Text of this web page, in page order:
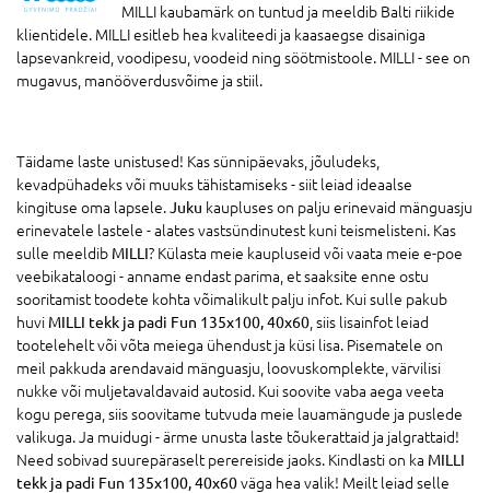
MILLI kaubamärk on tuntud ja meeldib Balti riikide
klientidele. MILLI esitleb hea kvaliteedi ja kaasaegse disainiga
lapsevankreid, voodipesu, voodeid ning söötmistoole. MILLI - see on
mugavus, manööverdusvõime ja stiil.
Täidame laste unistused! Kas sünnipäevaks, jõuludeks,
kevadpühadeks või muuks tähistamiseks - siit leiad ideaalse
kingituse oma lapsele.Juku kaupluses on palju erinevaid mänguasju
erinevatele lastele - alates vastsündinutest kuni teismelisteni. Kas
sulle meeldib MILLI? Külasta meie kaupluseid või vaata meie e-poe
veebikataloogi - anname endast parima, et saaksite enne ostu
sooritamist toodete kohta võimalikult palju infot. Kui sulle pakub
huvi MILLI tekk ja padi Fun 135x100, 40x60 , siis lisainfot leiad
tootelehelt või võta meiega ühendust ja küsi lisa. Pisematele on
meil pakkuda arendavaid mänguasju, loovuskomplekte, värvilisi
nukke või muljetavaldavaid autosid. Kui soovite vaba aega veeta
kogu perega, siis soovitame tutvuda meie lauamängude ja puslede
valikuga. Ja muidugi - ärme unusta laste tõukerattaid ja jalgrattaid!
Need sobivad suurepäraselt perereiside jaoks. Kindlasti on ka MILLI
tekk ja padi Fun 135x100, 40x60väga hea valik! Meilt leiad selle